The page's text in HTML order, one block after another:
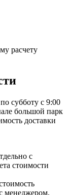
расчету
субботу с 9:00
большой парк
доставки
с
стоимости
менеджером.